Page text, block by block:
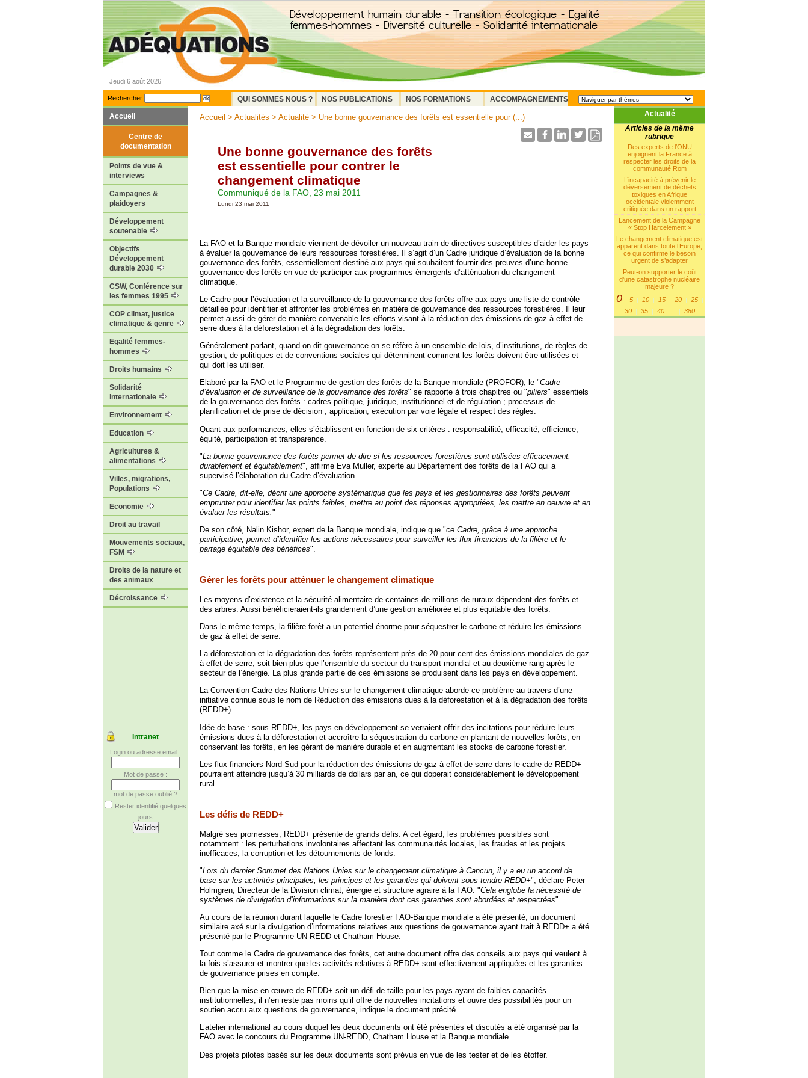
Jeudi 6 août 2026
Rechercher QUI SOMMES NOUS ? NOS PUBLICATIONS NOS FORMATIONS
ACCOMPAGNEMENTS
Accueil
Centre de
documentation
Points de vue &
interviews
Campagnes &
plaidoyers
Développement
soutenable
Objectifs
Développement
durable 2030
CSW, Conférence sur
les femmes 1995
COP climat, justice
climatique & genre
Egalité femmes-
hommes
Droits humains
Solidarité
internationale
Environnement
Education
Agricultures &
alimentations
Villes, migrations,
Populations
Economie
Droit au travail
Mouvements sociaux,
FSM
Droits de la nature et
des animaux
Décroissance
Intranet
Login ou adresse email :
Mot de passe :
mot de passe oublié ?
Rester identifié quelques
jours
Actualité
Articles de la même
rubrique
Des experts de l’ONU
enjoignent la France à
respecter les droits de la
communauté Rom
L’incapacité à prévenir le
déversement de déchets
toxiques en Afrique
occidentale violemment
critiquée dans un rapport
Lancement de la Campagne
« Stop Harcelement »
Le changement climatique est
apparent dans toute l’Europe,
ce qui confirme le besoin
urgent de s’adapter
Peut-on supporter le coût
d’une catastrophe nucléaire
majeure ?
0| 5 | 10 | 15 | 20 | 25 |
30 | 35 | 40 | | 380
Accueil > Actualités > Actualité > Une bonne gouvernance des forêts est essentielle pour (...)
Une bonne gouvernance des forêts
est essentielle pour contrer le
changement climatique
Communiqué de la FAO, 23 mai 2011
Lundi 23 mai 2011
La FAO et la Banque mondiale viennent de dévoiler un nouveau train de directives susceptibles d’aider les pays
à évaluer la gouvernance de leurs ressources forestières. Il s’agit d’un Cadre juridique d’évaluation de la bonne
gouvernance des forêts, essentiellement destiné aux pays qui souhaitent fournir des preuves d’une bonne
gouvernance des forêts en vue de participer aux programmes émergents d’atténuation du changement
climatique.
Le Cadre pour l’évaluation et la surveillance de la gouvernance des forêts offre aux pays une liste de contrôle
détaillée pour identifier et affronter les problèmes en matière de gouvernance des ressources forestières. Il leur
permet aussi de gérer de manière convenable les efforts visant à la réduction des émissions de gaz à effet de
serre dues à la déforestation et à la dégradation des forêts.
Généralement parlant, quand on dit gouvernance on se réfère à un ensemble de lois, d’institutions, de règles de
gestion, de politiques et de conventions sociales qui déterminent comment les forêts doivent être utilisées et
qui doit les utiliser.
Elaboré par la FAO et le Programme de gestion des forêts de la Banque mondiale (PROFOR), le "Cadre
d’évaluation et de surveillance de la gouvernance des forêts" se rapporte à trois chapitres ou "piliers" essentiels
de la gouvernance des forêts : cadres politique, juridique, institutionnel et de régulation ; processus de
planification et de prise de décision ; application, exécution par voie légale et respect des règles.
Quant aux performances, elles s’établissent en fonction de six critères : responsabilité, efficacité, efficience,
équité, participation et transparence.
"La bonne gouvernance des forêts permet de dire si les ressources forestières sont utilisées efficacement,
durablement et équitablement", affirme Eva Muller, experte au Département des forêts de la FAO qui a
supervisé l’élaboration du Cadre d’évaluation.
"Ce Cadre, dit-elle, décrit une approche systématique que les pays et les gestionnaires des forêts peuvent
emprunter pour identifier les points faibles, mettre au point des réponses appropriées, les mettre en oeuvre et en
évaluer les résultats. "
De son côté, Nalin Kishor, expert de la Banque mondiale, indique que "ce Cadre, grâce à une approche
participative, permet d’identifier les actions nécessaires pour surveiller les flux financiers de la filière et le
partage équitable des bénéfices".
Gérer les forêts pour atténuer le changement climatique
Les moyens d’existence et la sécurité alimentaire de centaines de millions de ruraux dépendent des forêts et
des arbres. Aussi bénéficieraient-ils grandement d’une gestion améliorée et plus équitable des forêts.
Dans le même temps, la filière forêt a un potentiel énorme pour séquestrer le carbone et réduire les émissions
de gaz à effet de serre.
La déforestation et la dégradation des forêts représentent près de 20 pour cent des émissions mondiales de gaz
à effet de serre, soit bien plus que l’ensemble du secteur du transport mondial et au deuxième rang après le
secteur de l’énergie. La plus grande partie de ces émissions se produisent dans les pays en développement.
La Convention-Cadre des Nations Unies sur le changement climatique aborde ce problème au travers d’une
initiative connue sous le nom de Réduction des émissions dues à la déforestation et à la dégradation des forêts
(REDD+).
Idée de base : sous REDD+, les pays en développement se verraient offrir des incitations pour réduire leurs
émissions dues à la déforestation et accroître la séquestration du carbone en plantant de nouvelles forêts, en
conservant les forêts, en les gérant de manière durable et en augmentant les stocks de carbone forestier.
Les flux financiers Nord-Sud pour la réduction des émissions de gaz à effet de serre dans le cadre de REDD+
pourraient atteindre jusqu’à 30 milliards de dollars par an, ce qui doperait considérablement le développement
rural.
Les défis de REDD+
Malgré ses promesses, REDD+ présente de grands défis. A cet égard, les problèmes possibles sont
notamment : les perturbations involontaires affectant les communautés locales, les fraudes et les projets
inefficaces, la corruption et les détournements de fonds.
"Lors du dernier Sommet des Nations Unies sur le changement climatique à Cancun, il y a eu un accord de
base sur les activités principales, les principes et les garanties qui doivent sous-tendre REDD+", déclare Peter
Holmgren, Directeur de la Division climat, énergie et structure agraire à la FAO. "Cela englobe la nécessité de
systèmes de divulgation d’informations sur la manière dont ces garanties sont abordées et respectées".
Au cours de la réunion durant laquelle le Cadre forestier FAO-Banque mondiale a été présenté, un document
similaire axé sur la divulgation d’informations relatives aux questions de gouvernance ayant trait à REDD+ a été
présenté par le Programme UN-REDD et Chatham House.
Tout comme le Cadre de gouvernance des forêts, cet autre document offre des conseils aux pays qui veulent à
la fois s’assurer et montrer que les activités relatives à REDD+ sont effectivement appliquées et les garanties
de gouvernance prises en compte.
Bien que la mise en œuvre de REDD+ soit un défi de taille pour les pays ayant de faibles capacités
institutionnelles, il n’en reste pas moins qu’il offre de nouvelles incitations et ouvre des possibilités pour un
soutien accru aux questions de gouvernance, indique le document précité.
L’atelier international au cours duquel les deux documents ont été présentés et discutés a été organisé par la
FAO avec le concours du Programme UN-REDD, Chatham House et la Banque mondiale.
Des projets pilotes basés sur les deux documents sont prévus en vue de les tester et de les étoffer.